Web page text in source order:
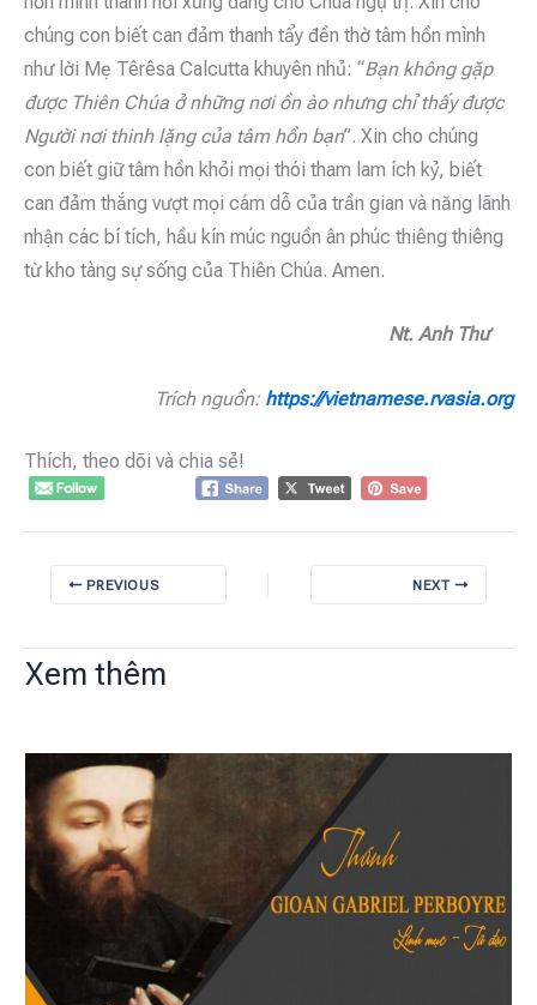
chúng con biết can đảm thanh tẩy đền thờ tâm hồn mình
như lời Mẹ Têrêsa Calcutta khuyên nhủ: “Bạn không gặp
được Thiên Chúa ở những nơi ồn ào nhưng chỉ thấy được
Người nơi thinh lặng của tâm hồn bạn”. Xin cho chúng
con biết giữ tâm hồn khỏi mọi thói tham lam ích kỷ, biết
can đảm thắng vượt mọi cám dỗ của trần gian và năng lãnh
nhận các bí tích, hầu kín múc nguồn ân phúc thiêng thiêng
từ kho tàng sự sống của Thiên Chúa. Amen.
Nt. Anh Thư
Trích nguồn: https://vietnamese.rvasia.org
Thích, theo dõi và chia sẻ!
PREVIOUS NEXT
Xem thêm